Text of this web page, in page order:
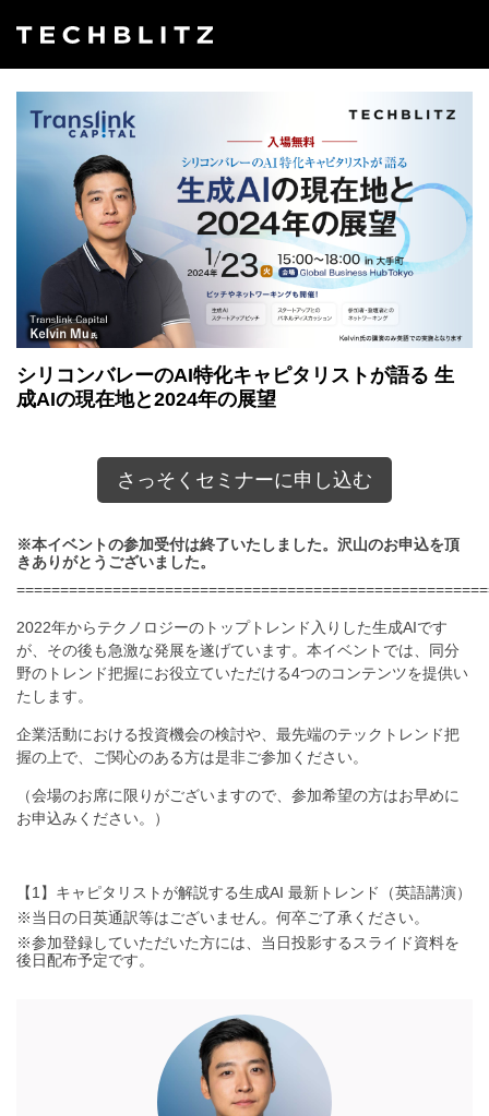
シリコンバレーのAI特化キャピタリストが語る 生
成AIの現在地と2024年の展望
さっそくセミナーに申し込む
※本イベントの参加受付は終了いたしました。沢山のお申込を頂
きありがとうございました。
2022年からテクノロジーのトップトレンド入りした生成AIです
が、その後も急激な発展を遂げています。本イベントでは、同分
野のトレンド把握にお役立ていただける4つのコンテンツを提供い
たします。
企業活動における投資機会の検討や、最先端のテックトレンド把
握の上で、ご関心のある方は是非ご参加ください。
（会場のお席に限りがございますので、参加希望の方はお早めに
お申込みください。）
【1】キャピタリストが解説する生成AI 最新トレンド（英語講演）
※当日の日英通訳等はございません。何卒ご了承ください。
※参加登録していただいた方には、当日投影するスライド資料を
後日配布予定です。